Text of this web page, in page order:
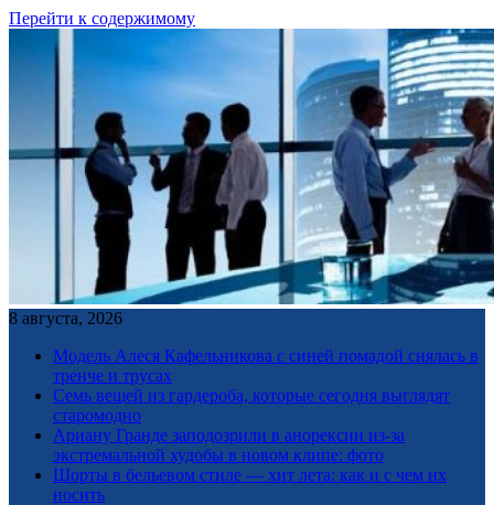
Перейти к содержимому
8 августа, 2026
Модель Алеся Кафельникова с синей помадой снялась в
тренче и трусах
Семь вещей из гардероба, которые сегодня выглядят
старомодно
Ариану Гранде заподозрили в анорексии из-за
экстремальной худобы в новом клипе: фото
Шорты в бельевом стиле — хит лета: как и с чем их
носить